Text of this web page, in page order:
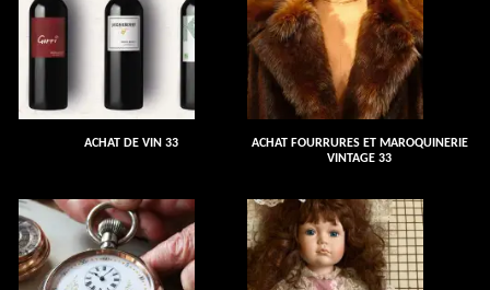
ACHAT DE VIN 33
ACHAT FOURRURES ET MAROQUINERIE
VINTAGE 33